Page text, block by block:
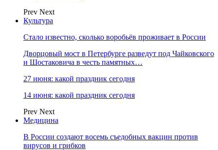
Prev Next
Культура
Стало известно, сколько воробьёв проживает в России
Дворцовый мост в Петербурге разведут под Чайковского
и Шостаковича в честь памятных…
27 июня: какой праздник сегодня
14 июня: какой праздник сегодня
Prev Next
Медицина
В России создают восемь съедобных вакцин против
вирусов и грибков